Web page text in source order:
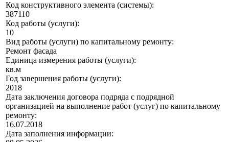
Код конструктивного элемента (системы):
387110
Код работы (услуги):
10
Вид работы (услуги) по капитальному ремонту:
Ремонт фасада
Единица измерения работы (услуги):
кв.м
Год завершения работы (услуги):
2018
Дата заключения договора подряда с подрядной
организацией на выполнение работ (услуг) по капитальному
ремонту:
16.07.2018
Дата заполнения информации: